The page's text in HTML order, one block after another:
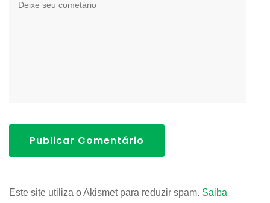
Publicar Comentário
Este site utiliza o Akismet para reduzir spam. Saiba